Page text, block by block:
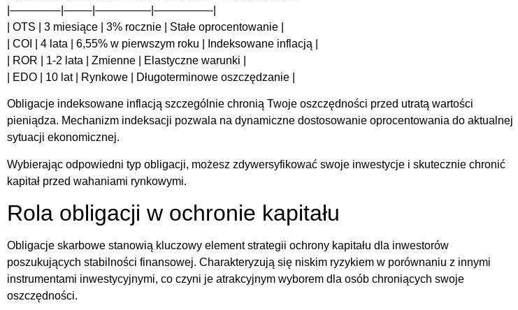
|————–|——–|—————|—————-|
| OTS | 3 miesiące | 3% rocznie | Stałe oprocentowanie |
| COI | 4 lata | 6,55% w pierwszym roku | Indeksowane inflacją |
| ROR | 1-2 lata | Zmienne | Elastyczne warunki |
| EDO | 10 lat | Rynkowe | Długoterminowe oszczędzanie |
Obligacje indeksowane inflacją szczególnie chronią Twoje oszczędności przed utratą wartości
pieniądza. Mechanizm indeksacji pozwala na dynamiczne dostosowanie oprocentowania do aktualnej
sytuacji ekonomicznej.
Wybierając odpowiedni typ obligacji, możesz zdywersyfikować swoje inwestycje i skutecznie chronić
kapitał przed wahaniami rynkowymi.
Rola obligacji w ochronie kapitału
Obligacje skarbowe stanowią kluczowy element strategii ochrony kapitału dla inwestorów
poszukujących stabilności finansowej. Charakteryzują się niskim ryzykiem w porównaniu z innymi
instrumentami inwestycyjnymi, co czyni je atrakcyjnym wyborem dla osób chroniących swoje
oszczędności.